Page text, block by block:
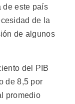
de este país
de la
de algunos
del PIB
de 8,5 por
promedio